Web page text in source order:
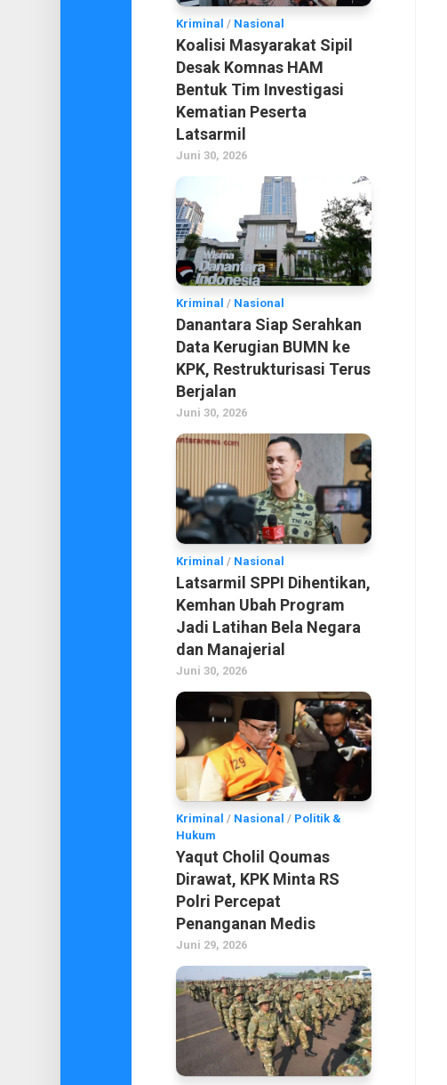
Kriminal / Nasional
Koalisi Masyarakat Sipil
Desak Komnas HAM
Bentuk Tim Investigasi
Kematian Peserta
Latsarmil
Juni 30, 2026
Kriminal / Nasional
Danantara Siap Serahkan
Data Kerugian BUMN ke
KPK, Restrukturisasi Terus
Berjalan
Juni 30, 2026
Kriminal / Nasional
Latsarmil SPPI Dihentikan,
Kemhan Ubah Program
Jadi Latihan Bela Negara
dan Manajerial
Juni 30, 2026
Kriminal / Nasional / Politik &
Hukum
Yaqut Cholil Qoumas
Dirawat, KPK Minta RS
Polri Percepat
Penanganan Medis
Juni 29, 2026